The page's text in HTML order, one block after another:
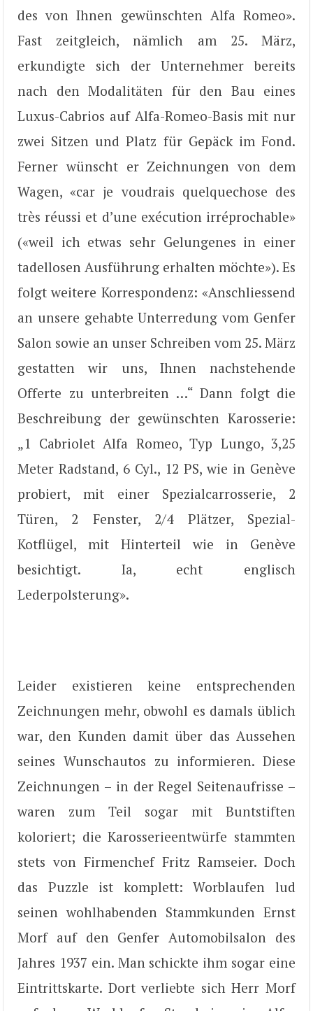
des von Ihnen gewünschten Alfa Romeo».
Fast zeitgleich, nämlich am 25. März,
erkundigte sich der Unternehmer bereits
nach den Modalitäten für den Bau eines
Luxus-Cabrios auf Alfa-Romeo-Basis mit nur
zwei Sitzen und Platz für Gepäck im Fond.
Ferner wünscht er Zeichnungen von dem
Wagen, «car je voudrais quelquechose des
très réussi et d’une exécution irréprochable»
(«weil ich etwas sehr Gelungenes in einer
tadellosen Ausführung erhalten möchte»). Es
folgt weitere Korrespondenz: «Anschliessend
an unsere gehabte Unterredung vom Genfer
Salon sowie an unser Schreiben vom 25. März
gestatten wir uns, Ihnen nachstehende
Offerte zu unterbreiten …“ Dann folgt die
Beschreibung der gewünschten Karosserie:
„1 Cabriolet Alfa Romeo, Typ Lungo, 3,25
Meter Radstand, 6 Cyl., 12 PS, wie in Genève
probiert, mit einer Spezialcarrosserie, 2
Türen, 2 Fenster, 2/4 Plätzer, Spezial-
Kotflügel, mit Hinterteil wie in Genève
besichtigt. Ia, echt englisch
Lederpolsterung».
Leider existieren keine entsprechenden
Zeichnungen mehr, obwohl es damals üblich
war, den Kunden damit über das Aussehen
seines Wunschautos zu informieren. Diese
Zeichnungen – in der Regel Seitenaufrisse –
waren zum Teil sogar mit Buntstiften
koloriert; die Karosserieentwürfe stammten
stets von Firmenchef Fritz Ramseier. Doch
das Puzzle ist komplett: Worblaufen lud
seinen wohlhabenden Stammkunden Ernst
Morf auf den Genfer Automobilsalon des
Jahres 1937 ein. Man schickte ihm sogar eine
Eintrittskarte. Dort verliebte sich Herr Morf